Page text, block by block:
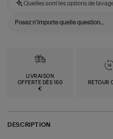
Quelles sont les options de
LIVRAISON
OFFERTE DÈS 150
€
RETOUR
DESCRIPTION